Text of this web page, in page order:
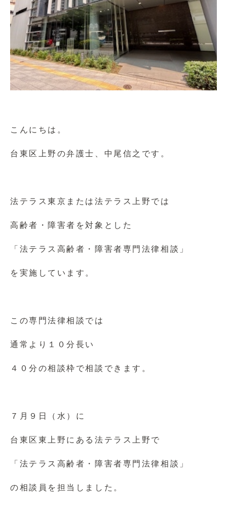
こんにちは。
台東区上野の弁護士、中尾信之です。
法テラス東京または法テラス上野では
高齢者・障害者を対象とした
「法テラス高齢者・障害者専門法律相談」
を実施しています。
この専門法律相談では
通常より１０分長い
４０分の相談枠で相談できます。
７月９日（水）に
台東区東上野にある法テラス上野で
「法テラス高齢者・障害者専門法律相談」
の相談員を担当しました。